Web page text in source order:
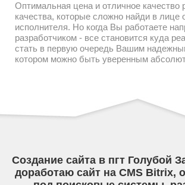
Оптимальная цена и отличное качество
качества, которые сложно найди в лице
исполнителя. Но когда Вы работаете
разработчиком - все становится куда
стать в первую очередь Вашим
котором можно быть уверенным
Создание сайта в пгт Голубой
доработаю сайт на CMS Bitrix,